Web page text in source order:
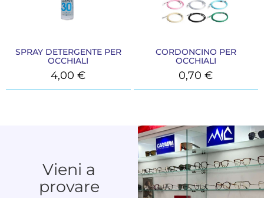
SPRAY DETERGENTE PER
OCCHIALI
4,00€
CORDONCINO PER
OCCHIALI
0,70€
Vieni a
provare